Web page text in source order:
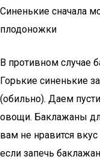
Синенькие сначала
плодоножки
В противном случае
Горькие синенькие
(обильно). Даем
овощи. Баклажаны
вам не нравится
если запечь